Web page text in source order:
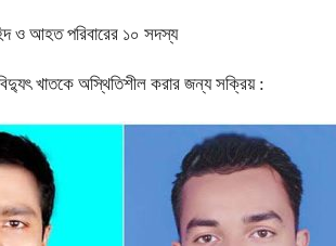
ও আহত পরিবারের ১০ সদস্য
খাতকে অস্থিতিশীল করার জন্য সক্রিয় :